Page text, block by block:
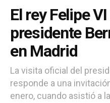
El rey Felipe
presidente
en Madrid
La visita oficial del
responde a una
enero, cuando asistió a